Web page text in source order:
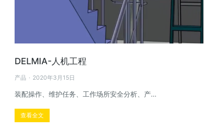
DELMIA-人机工程
产品 2020年3月15日
装配操作、维护任务、工作场所安全分析、产…
查看全文